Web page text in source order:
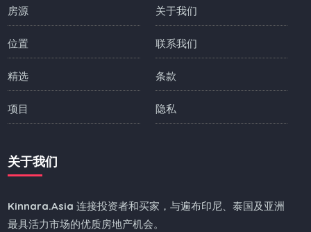
房源
位置
精选
项目
关于我们
联系我们
条款
隐私
关于我们
Kinnara.Asia 连接投资者和买家，与遍布印尼、泰国及亚洲
最具活力市场的优质房地产机会。